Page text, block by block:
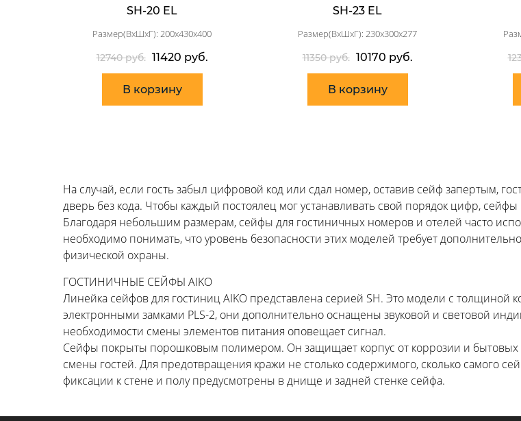
SH-20 EL
Размер(ВхШхГ): 200x430x400
12740 руб. 11420 руб.
В корзину
SH-23 EL
Размер(ВхШхГ): 230x300x277
11350 руб. 10170 руб.
В корзину
На случай, если гость забыл цифровой код или сдал номер, оставив сейф запертым,
дверь без кода. Чтобы каждый постоялец мог устанавливать свой порядок цифр,
Благодаря небольшим размерам, сейфы для гостиничных номеров и отелей часто
необходимо понимать, что уровень безопасности этих моделей требует
физической охраны.
ГОСТИНИЧНЫЕ СЕЙФЫ AIKO
Линейка сейфов для гостиниц AIKO представлена серией SH. Это модели с толщиной
электронными замками PLS-2, они дополнительно оснащены звуковой и световой
необходимости смены элементов питания оповещает сигнал.
Сейфы покрыты порошковым полимером. Он защищает корпус от коррозии и бытовых
смены гостей. Для предотвращения кражи не столько содержимого, сколько самого
фиксации к стене и полу предусмотрены в днище и задней стенке сейфа.